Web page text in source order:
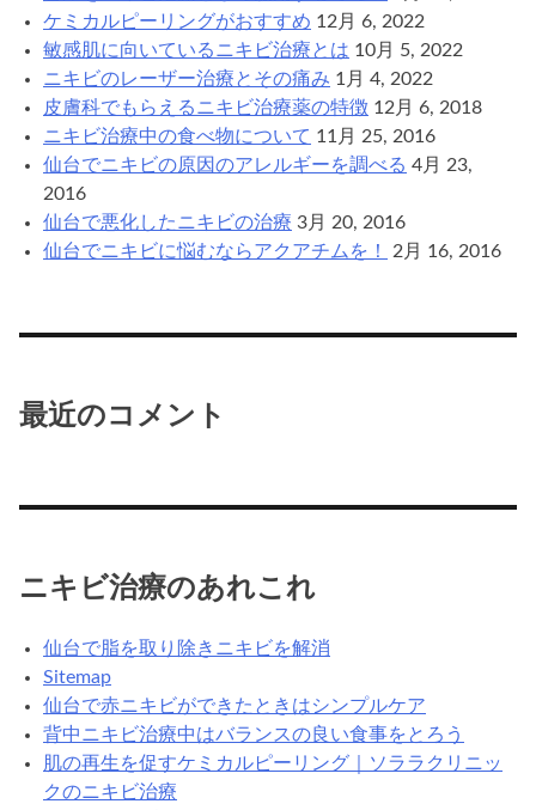
ケミカルピーリングがおすすめ 12月 6, 2022
敏感肌に向いているニキビ治療とは 10月 5, 2022
ニキビのレーザー治療とその痛み 1月 4, 2022
皮膚科でもらえるニキビ治療薬の特徴 12月 6, 2018
ニキビ治療中の食べ物について 11月 25, 2016
仙台でニキビの原因のアレルギーを調べる 4月 23,
2016
仙台で悪化したニキビの治療 3月 20, 2016
仙台でニキビに悩むならアクアチムを！
2月 16, 2016
最近のコメント
ニキビ治療のあれこれ
仙台で脂を取り除きニキビを解消
Sitemap
仙台で赤ニキビができたときはシンプルケア
背中ニキビ治療中はバランスの良い食事をとろう
肌の再生を促すケミカルピーリング｜ソララクリニッ
クのニキビ治療